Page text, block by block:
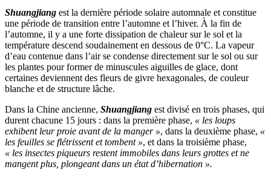
Shuangjiang est la dernière période solaire automnale et constitue
une période de transition entre l’automne et l’hiver. À la fin de
l’automne, il y a une forte dissipation de chaleur sur le sol et la
température descend soudainement en dessous de 0°C. La vapeur
d’eau contenue dans l’air se condense directement sur le sol ou sur
les plantes pour former de minuscules aiguilles de glace, dont
certaines deviennent des fleurs de givre hexagonales, de couleur
blanche et de structure lâche.
Dans la Chine ancienne, Shuangjiang est divisé en trois phases, qui
durent chacune 15 jours : dans la première phase, « les loups
exhibent leur proie avant de la manger », dans la deuxième phase, «
les feuilles se flétrissent et tombent », et dans la troisième phase,
« les insectes piqueurs restent immobiles dans leurs grottes et ne
mangent plus, plongeant dans un état d’hibernation ».